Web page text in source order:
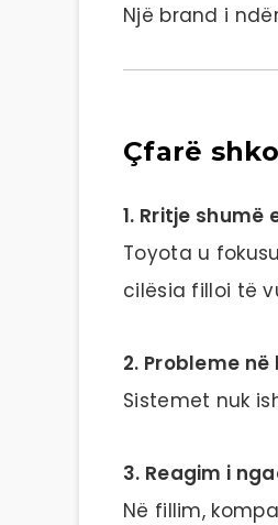
Një brand i
Çfarë
1. Rritje shumë
Toyota u
cilësia filloi të
2. Probleme
Sistemet nuk
3. Reagim i
Në fillim,